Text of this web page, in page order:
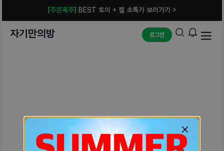
[주문폭주] BEST 토이 + 젤 초특가 보러가기 >
자기만의방 로그인